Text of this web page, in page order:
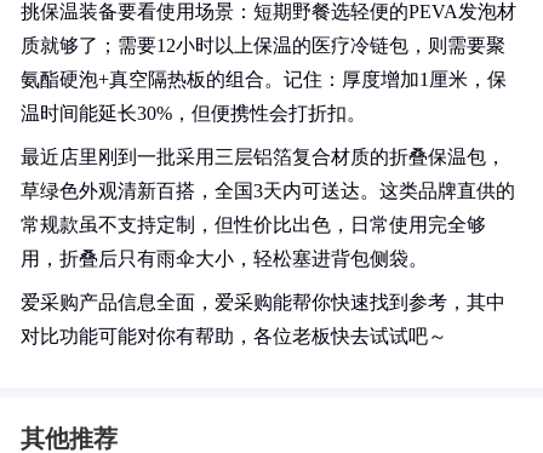
挑保温装备要看使用场景：短期野餐选轻便的PEVA发泡材
质就够了；需要12小时以上保温的医疗冷链包，则需要聚
氨酯硬泡+真空隔热板的组合。记住：厚度增加1厘米，保
温时间能延长30%，但便携性会打折扣。
最近店里刚到一批采用三层铝箔复合材质的折叠保温包，
草绿色外观清新百搭，全国3天内可送达。这类品牌直供的
常规款虽不支持定制，但性价比出色，日常使用完全够
用，折叠后只有雨伞大小，轻松塞进背包侧袋。
爱采购产品信息全面，爱采购能帮你快速找到参考，其中
对比功能可能对你有帮助，各位老板快去试试吧～
其他推荐